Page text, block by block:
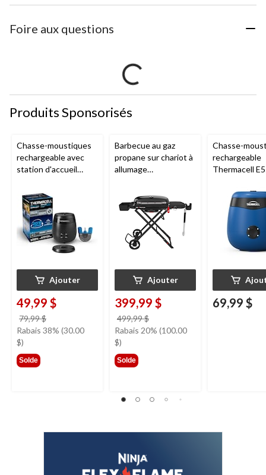
Foire aux questions
Produits Sponsorisés
Chasse-moustiques
rechargeable avec
station d'accueil
charbon
Ajouter
49,99 $
79,99 $
était
Rabais 38% (30.00
$)
Solde
Barbecue au gaz
propane sur chariot à
allumage
fonte, noir
Ajouter
399,99 $
499,99 $
était
Rabais 20% (100.00
$)
Solde
Chasse-
rechargeable
Thermacell
69,99 $